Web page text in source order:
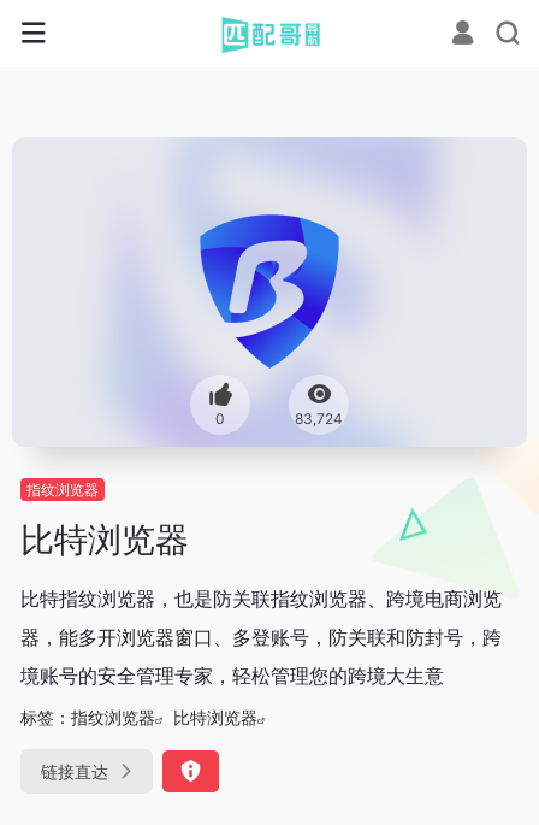
0 83,724
指纹浏览器
比特浏览器
比特指纹浏览器，也是防关联指纹浏览器、跨境电商浏览
器，能多开浏览器窗口、多登账号，防关联和防封号，跨
境账号的安全管理专家，轻松管理您的跨境大生意
标签： 指纹浏览器 比特浏览器
链接直达